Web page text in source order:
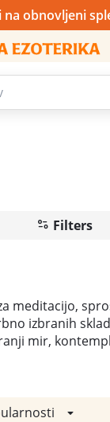
na obnovljeni
Filters
meditacijo,
izbranih
mir,